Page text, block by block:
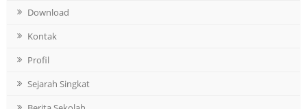
Download
Kontak
Profil
Sejarah Singkat